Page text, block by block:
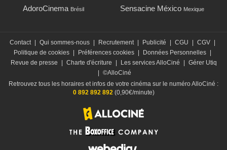
AdoroCinema Brésil Sensacine México Mexique
Contact | Qui sommes-nous | Recrutement | Publicité | CGU | CGV |
Politique de cookies | Préférences cookies | Données Personnelles |
Revue de presse
| Charte d'écriture | Les services AlloCiné | Gérer Utiq
| ©AlloCiné
Retrouvez tous les horaires et infos de votre cinéma sur le numéro AlloCiné :
0 892 892 892 (0,90€/minute)